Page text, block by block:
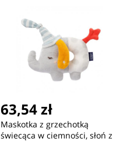
63,54 zł
Maskotka z grzechotką
świecąca w ciemności, słoń z